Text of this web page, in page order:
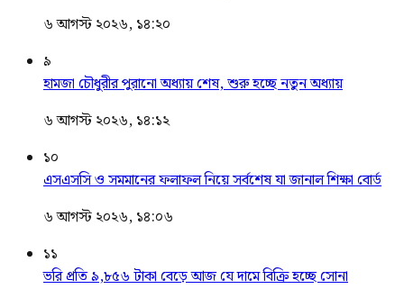
৬ আগস্ট ২০২৬, ১৪:২০
৯
হামজা চৌধুরীর পুরানো অধ্যায় শেষ, শুরু হচ্ছে নতুন অধ্যায়
৬ আগস্ট ২০২৬, ১৪:১২
১০
এসএসসি ও সমমানের ফলাফল নিয়ে সর্বশেষ যা জানাল শিক্ষা বোর্ড
৬ আগস্ট ২০২৬, ১৪:০৬
১১
ভরি প্রতি ৯,৮৫৬ টাকা বেড়ে আজ যে দামে বিক্রি হচ্ছে সোনা